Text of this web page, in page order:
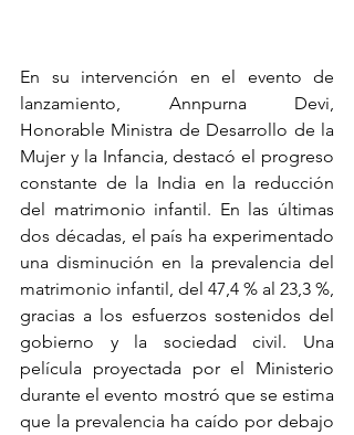
En su intervención en el evento de
lanzamiento, Annpurna Devi,
Honorable Ministra de Desarrollo de la
Mujer y la Infancia, destacó el progreso
constante de la India en la reducción
del matrimonio infantil. En las últimas
dos décadas, el país ha experimentado
una disminución en la prevalencia del
matrimonio infantil, del 47,4 % al 23,3 %,
gracias a los esfuerzos sostenidos del
gobierno y la sociedad civil. Una
película proyectada por el Ministerio
durante el evento mostró que se estima
que la prevalencia ha caído por debajo